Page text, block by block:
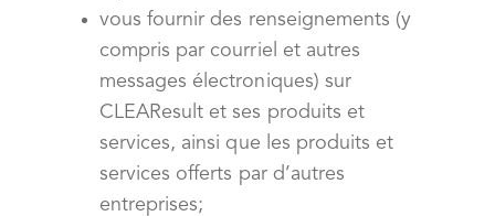
vous fournir des renseignements (y
compris par courriel et autres
messages électroniques) sur
CLEAResult et ses produits et
services, ainsi que les produits et
services offerts par d’autres
entreprises;